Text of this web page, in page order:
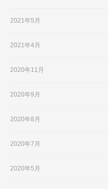
2021年5月
2021年4月
2020年11月
2020年9月
2020年8月
2020年7月
2020年5月